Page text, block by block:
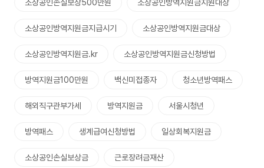
소상공인손실보상500만원 소상공인방역지원금지원대상
소상공인방역지원금지급시기 소상공인방역지원금대상
소상공인방역지원금.kr 소상공인방역지원금신청방법
방역지원금100만원 백신미접종자 청소년방역패스
해외직구관부가세 방역지원금 서울시청년
방역패스 생계급여신청방법 일상회복지원금
소상공인손실보상금 근로장려금재산